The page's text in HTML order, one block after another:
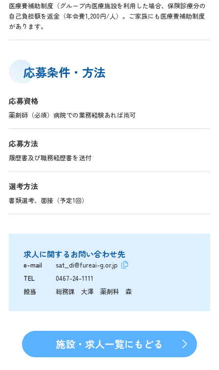
医療費補助制度（グループ内医療施設を利用した場合、保険診療分の
自己負担額を返金（年会費1,200円/人）。ご家族にも医療費補助制度
があります。
応募条件・方法
応募資格
薬剤師（必須）病院での業務経験あれば尚可
応募方法
履歴書及び職務経歴書を送付
選考方法
書類選考、面接（予定1回）
求人に関するお問い合わせ先
e-mail
sat_di@fureai-g.or.jp
TEL
0467-24-1111
担当
総務課 大澤 薬剤科 森
施設・求人一覧にもどる